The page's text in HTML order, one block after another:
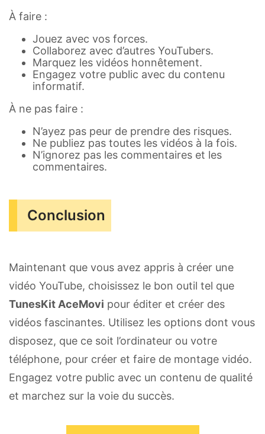
À faire :
Jouez avec vos forces.
Collaborez avec d’autres YouTubers.
Marquez les vidéos honnêtement.
Engagez votre public avec du contenu
informatif.
À ne pas faire :
N’ayez pas peur de prendre des risques.
Ne publiez pas toutes les vidéos à la fois.
N’ignorez pas les commentaires et les
commentaires.
Conclusion
Maintenant que vous avez appris à créer une
vidéo YouTube, choisissez le bon outil tel que
TunesKit AceMovi pour éditer et créer des
vidéos fascinantes. Utilisez les options dont vous
disposez, que ce soit l’ordinateur ou votre
téléphone, pour créer et faire de montage vidéo.
Engagez votre public avec un contenu de qualité
et marchez sur la voie du succès.